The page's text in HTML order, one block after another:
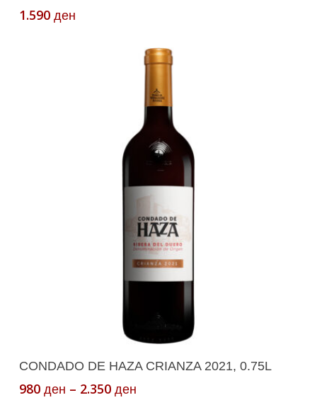
1.590 ден
Select Options
product
has
CONDADO DE HAZA CRIANZA 2021, 0.75L
980 ден – 2.350 денPrice